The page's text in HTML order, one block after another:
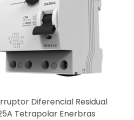
Diferencial Residual
Tetrapolar Enerbras